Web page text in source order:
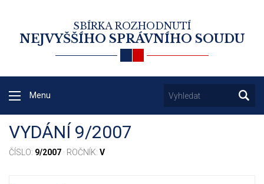
SBÍRKA ROZHODNUTÍ
NEJVYŠŠÍHO SPRÁVNÍHO SOUDU
Menu
VYDÁNÍ 9/2007
ČÍSLO: 9/2007 · ROČNÍK: V